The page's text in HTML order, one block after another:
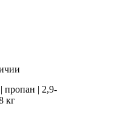
пропан | 2,9-
кг